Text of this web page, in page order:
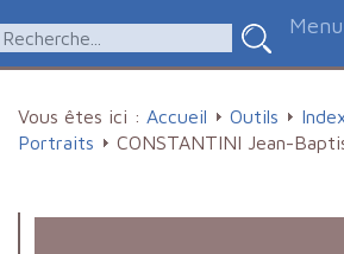
Menu
Vous êtes ici : Accueil Outils
Portraits
CONSTANTINI Jean-